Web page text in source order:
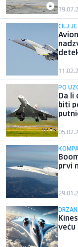
CILJ
PO
Da li
biti
prvi
veću